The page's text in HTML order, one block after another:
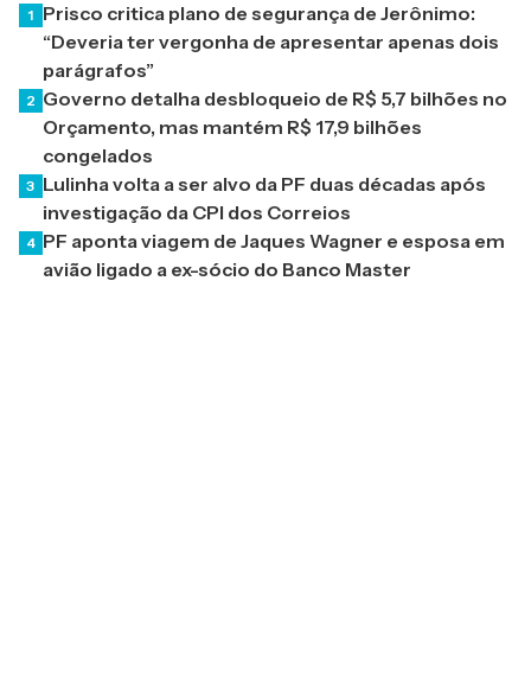
1 Prisco critica plano de segurança de Jerônimo:
“Deveria ter vergonha de apresentar apenas dois
parágrafos”
2 Governo detalha desbloqueio de R$ 5,7 bilhões no
Orçamento, mas mantém R$ 17,9 bilhões
congelados
3 Lulinha volta a ser alvo da PF duas décadas após
investigação da CPI dos Correios
4 PF aponta viagem de Jaques Wagner e esposa em
avião ligado a ex-sócio do Banco Master